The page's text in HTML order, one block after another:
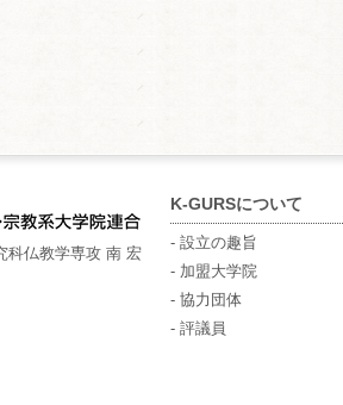
科仏教学専攻 南 宏
K-GURSについて
- 設立の趣旨
- 加盟大学院
- 協力団体
- 評議員